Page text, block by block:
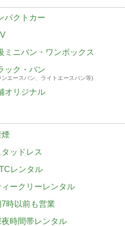
パクトカー
ミニバン・ワンボックス
ック・バン
ンエースバン、ライトエースバン等)
オリジナル
タッドレス
レンタル
ィークリーレンタル
7時以前も営業
夜時間帯レンタル